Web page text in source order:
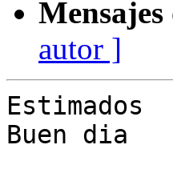
autor ]
Estimados
Buen dia